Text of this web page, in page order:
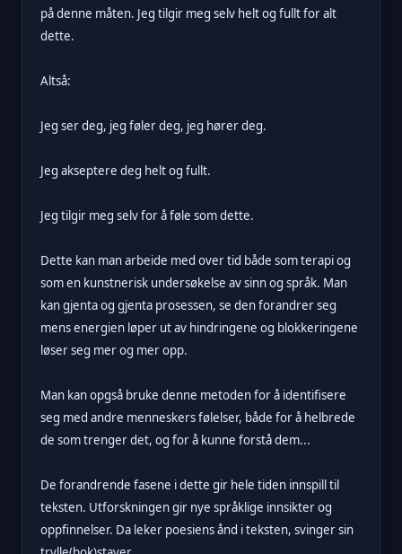
på denne måten. Jeg tilgir meg selv helt og fullt for alt
dette.
Altså:
Jeg ser deg, jeg føler deg, jeg hører deg.
Jeg akseptere deg helt og fullt.
Jeg tilgir meg selv for å føle som dette.
Dette kan man arbeide med over tid både som terapi og
som en kunstnerisk undersøkelse av sinn og språk. Man
kan gjenta og gjenta prosessen, se den forandrer seg
mens energien løper ut av hindringene og blokkeringene
løser seg mer og mer opp.
Man kan opgså bruke denne metoden for å identifisere
seg med andre menneskers følelser, både for å helbrede
de som trenger det, og for å kunne forstå dem...
De forandrende fasene i dette gir hele tiden innspill til
teksten. Utforskningen gir nye språklige innsikter og
oppfinnelser. Da leker poesiens ånd i teksten, svinger sin